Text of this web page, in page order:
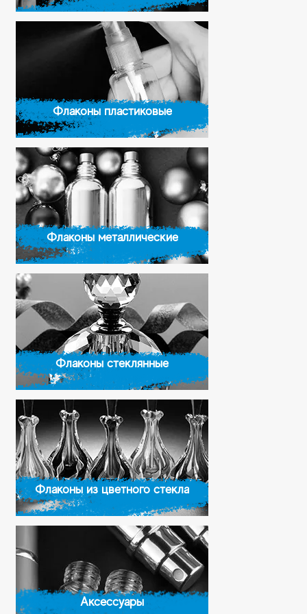
Флаконы пластиковые
Флаконы металлические
Флаконы стеклянные
Флаконы из цветного стекла
Аксессуары